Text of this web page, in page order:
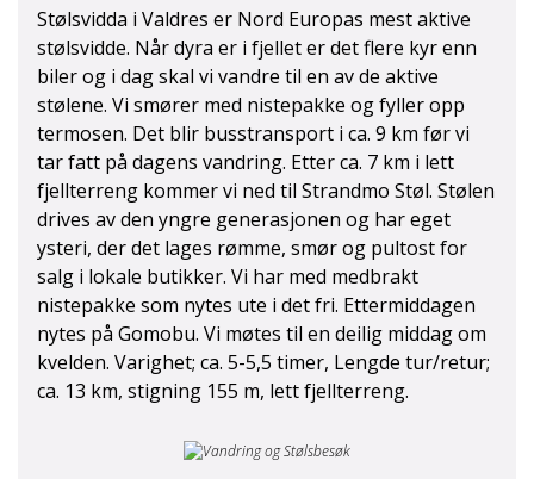
Stølsvidda i Valdres er Nord Europas mest aktive
stølsvidde. Når dyra er i fjellet er det flere kyr enn
biler og i dag skal vi vandre til en av de aktive
stølene. Vi smører med nistepakke og fyller opp
termosen. Det blir busstransport i ca. 9 km før vi
tar fatt på dagens vandring. Etter ca. 7 km i lett
fjellterreng kommer vi ned til Strandmo Støl. Stølen
drives av den yngre generasjonen og har eget
ysteri, der det lages rømme, smør og pultost for
salg i lokale butikker. Vi har med medbrakt
nistepakke som nytes ute i det fri. Ettermiddagen
nytes på Gomobu. Vi møtes til en deilig middag om
kvelden. Varighet; ca. 5-5,5 timer, Lengde tur/retur;
ca. 13 km, stigning 155 m, lett fjellterreng.